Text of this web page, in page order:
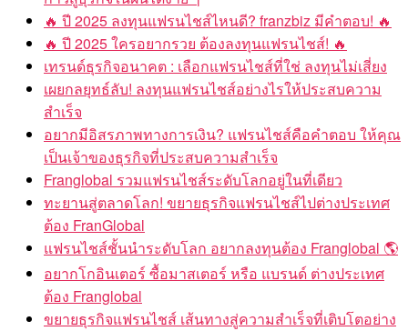
🔥 ปี 2025 ลงทุนแฟรนไชส์ไหนดี? franzbiz มีคำตอบ! 🔥
🔥 ปี 2025 ใครอยากรวย ต้องลงทุนแฟรนไชส์! 🔥
เทรนด์ธุรกิจอนาคต : เลือกแฟรนไชส์ที่ใช่ ลงทุนไม่เสี่ยง
เผยกลยุทธ์ลับ! ลงทุนแฟรนไชส์อย่างไรให้ประสบความ
สำเร็จ
อยากมีอิสรภาพทางการเงิน? แฟรนไชส์คือคำตอบ ให้คุณ
เป็นเจ้าของธุรกิจที่ประสบความสำเร็จ
Franglobal รวมแฟรนไชส์ระดับโลกอยู่ในที่เดียว
ทะยานสู่ตลาดโลก! ขยายธุรกิจแฟรนไชส์ไปต่างประเทศ
ต้อง FranGlobal
แฟรนไชส์ชั้นนำระดับโลก อยากลงทุนต้อง Franglobal 🌎
อยากโกอินเตอร์ ซื้อมาสเตอร์ หรือ แบรนด์ ต่างประเทศ
ต้อง Franglobal
ขยายธุรกิจแฟรนไชส์ เส้นทางสู่ความสำเร็จที่เติบโตอย่าง